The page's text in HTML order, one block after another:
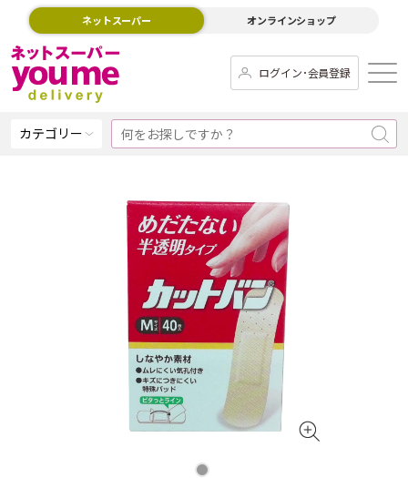
ネットスーパー オンラインショップ
ログイン･会員登録
カテゴリー